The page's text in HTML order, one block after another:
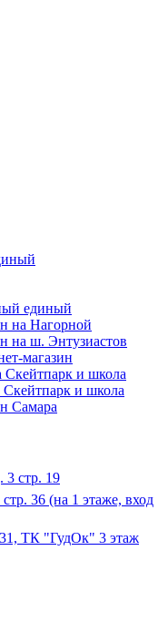
единый
на Нагорной
на ш. Энтузиастов
магазин
Скейтпарк и школа
и школа
Самара
3 стр. 19
36 (на 1 этаже, вход
ТК "ГудОк" 3 этаж